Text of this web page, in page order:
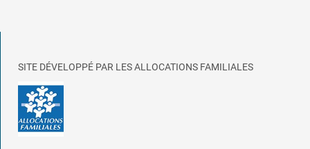
SITE DÉVELOPPÉ PAR LES ALLOCATIONS FAMILIALES